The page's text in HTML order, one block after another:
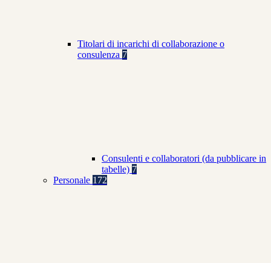
Titolari di incarichi di collaborazione o
consulenza 7
Consulenti e collaboratori (da pubblicare in
tabelle) 7
Personale 172